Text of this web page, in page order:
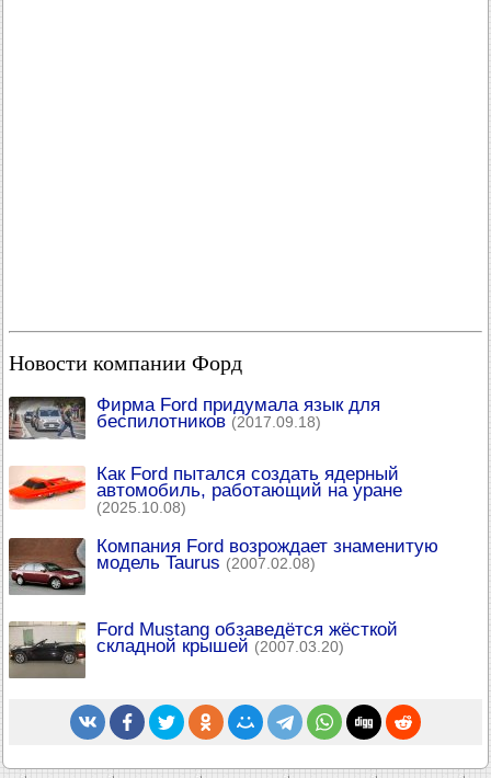
Новости компании Форд
Фирма Ford придумала язык для
беспилотников (2017.09.18)
Как Ford пытался создать ядерный
автомобиль, работающий на уране
(2025.10.08)
Компания Ford возрождает знаменитую
модель Taurus (2007.02.08)
Ford Mustang обзаведётся жёсткой
складной крышей (2007.03.20)